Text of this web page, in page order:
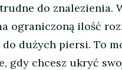
do znalezienia.
ograniczoną ilość
dużych piersi. To
gdy chcesz ukryć